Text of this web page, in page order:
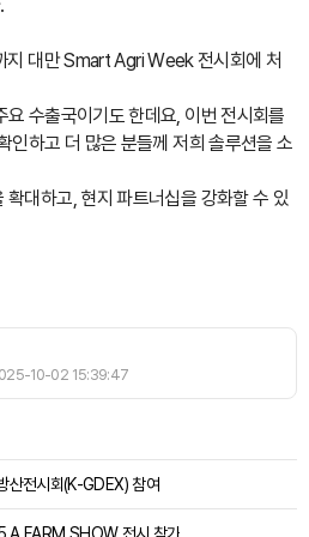
지 대만 Smart Agri Week 전시회에 처
수출국이기도 한데요, 이번 전시회를
인하고 더 많은 분들께 저희 솔루션을 소
대하고, 현지 파트너십을 강화할 수 있
10-02 15:39:47
산전시회(K-GDEX) 참여